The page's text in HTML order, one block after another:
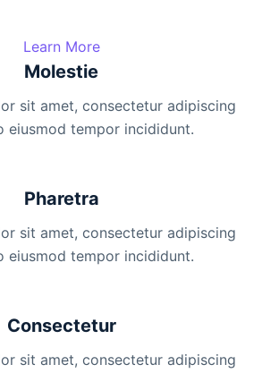
Learn More
Molestie
sit amet, consectetur adipiscing
eiusmod tempor incididunt.
Pharetra
sit amet, consectetur adipiscing
eiusmod tempor incididunt.
Consectetur
sit amet, consectetur adipiscing